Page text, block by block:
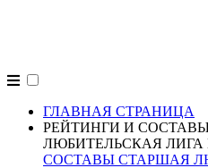
ГЛАВНАЯ СТРАНИЦА
РЕЙТИНГИ И
ЛЮБИТЕЛЬСКАЯ
СОСТАВЫ СТАРШАЯ